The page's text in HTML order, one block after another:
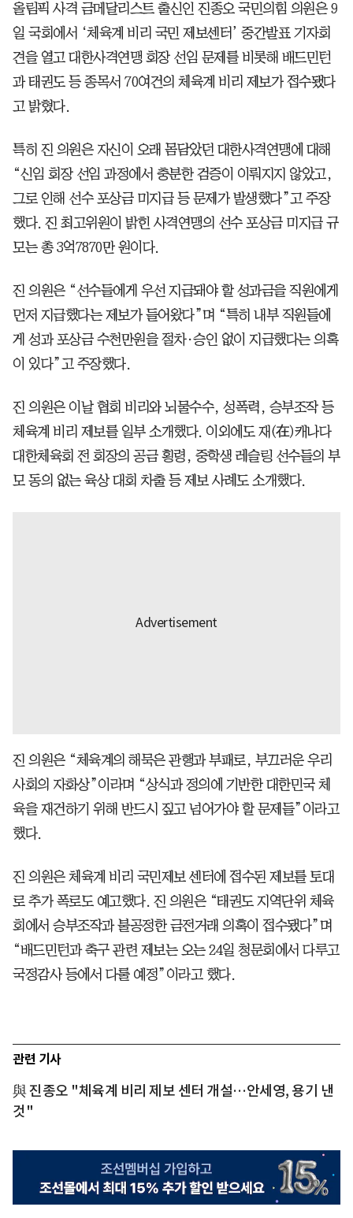
올림픽 사격 금메달리스트 출신인 진종오 국민의힘 의원은 9
일 국회에서 ‘체육계 비리 국민 제보센터’ 중간발표 기자회
견을 열고 대한사격연맹 회장 선임 문제를 비롯해 배드민턴
과 태권도 등 종목서 70여건의 체육계 비리 제보가 접수됐다
고 밝혔다.
특히 진 의원은 자신이 오래 몸담았던 대한사격연맹에 대해
“신임 회장 선임 과정에서 충분한 검증이 이뤄지지 않았고,
그로 인해 선수 포상금 미지급 등 문제가 발생했다”고 주장
했다. 진 최고위원이 밝힌 사격연맹의 선수 포상금 미지급 규
모는 총 3억7870만 원이다.
진 의원은 “선수들에게 우선 지급돼야 할 성과금을 직원에게
먼저 지급했다는 제보가 들어왔다”며 “특히 내부 직원들에
게 성과 포상금 수천만원을 절차·승인 없이 지급했다는 의혹
이 있다”고 주장했다.
진 의원은 이날 협회 비리와 뇌물수수, 성폭력, 승부조작 등
체육계 비리 제보를 일부 소개했다. 이외에도 재(在)캐나다
대한체육회 전 회장의 공금 횡령, 중학생 레슬링 선수들의 부
모 동의 없는 육상 대회 차출 등 제보 사례도 소개했다.
진 의원은 “체육계의 해묵은 관행과 부패로, 부끄러운 우리
사회의 자화상”이라며 “상식과 정의에 기반한 대한민국 체
육을 재건하기 위해 반드시 짚고 넘어가야 할 문제들”이라고
했다.
진 의원은 체육계 비리 국민제보 센터에 접수된 제보를 토대
로 추가 폭로도 예고했다. 진 의원은 “태권도 지역단위 체육
회에서 승부조작과 불공정한 금전거래 의혹이 접수됐다”며
“배드민턴과 축구 관련 제보는 오는 24일 청문회에서 다루고
국정감사 등에서 다룰 예정”이라고 했다.
관련 기사
與 진종오 "체육계 비리 제보 센터 개설…안세영, 용기 낸
것"